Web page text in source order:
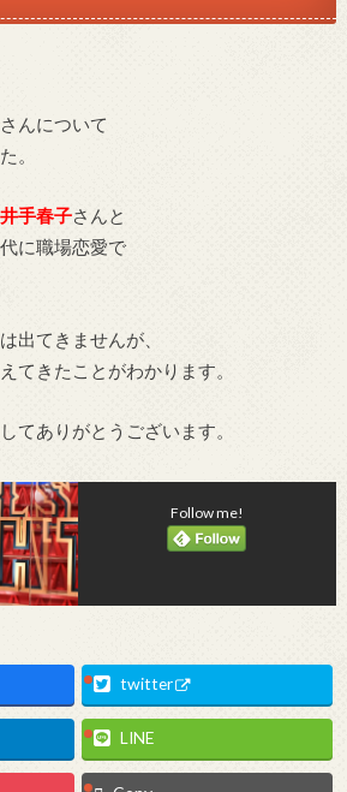
んについて
。
井手春子さんと
に職場恋愛で
出てきませんが、
てきたことがわかります。
てありがとうございます。
Follow me!
twitter
LINE